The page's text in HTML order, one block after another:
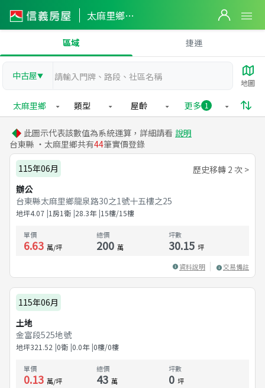
太麻里鄉實價登錄
區域 捷運
中古屋▼
地圖
太麻里鄉 類型 屋齡 更多 1
此圖示代表該數值為系統運算，詳細請看 說明
台東縣 ・太麻里鄉共有44筆實價登錄
115年06月
歷史移轉 2 次 >
辦公
台東縣太麻里鄉龍泉路30之1號十五樓之25
地坪4.07 1房1衛 28.3年 15樓/15樓
單價
6.63 萬/坪
總價
200 萬
坪數
30.15 坪
資料說明 交易備註
115年06月
土地
金富段525地號
地坪321.52 0衛 0.0年 0樓/0樓
單價
0.13 萬/坪
總價
43 萬
坪數
0 坪